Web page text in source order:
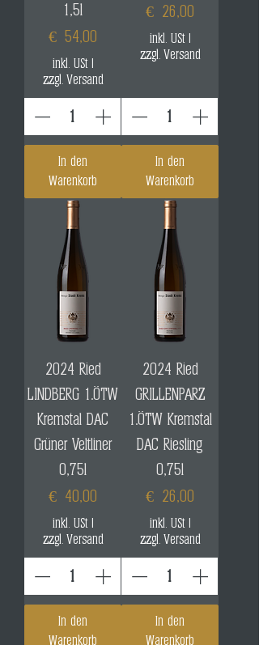
1,5l
Preis
€ 54,00
inkl. USt|
zzgl. Versand
In den
Warenkorb
Preis
€ 26,00
inkl. USt|
zzgl. Versand
In den
Warenkorb
2024 Ried
LINDBERG 1.ÖTW
Kremstal DAC
Grüner Veltliner
0,75l
Preis
€ 40,00
inkl. USt|
zzgl. Versand
In den
Warenkorb
2024 Ried
GRILLENPARZ
1.ÖTW Kremstal
DAC Riesling
0,75l
Preis
€ 26,00
inkl. USt|
zzgl. Versand
In den
Warenkorb